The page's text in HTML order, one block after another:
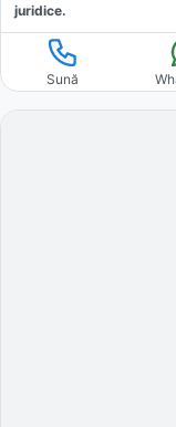
juridice.
Sună